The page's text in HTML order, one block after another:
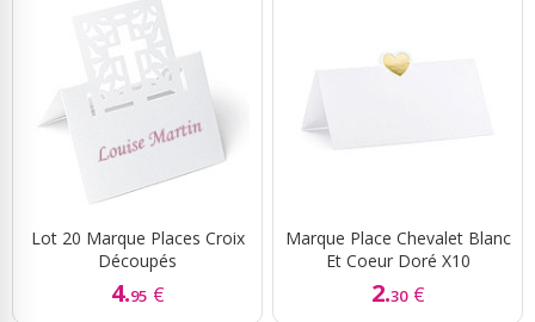
Lot 20 Marque Places Croix
Découpés
4.95 €
Marque Place Chevalet Blanc
Et Coeur Doré X10
2.30 €